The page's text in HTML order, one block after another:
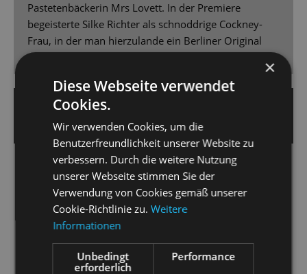
Pastetenbäckerin Mrs Lovett. In der Premiere
begeisterte Silke Richter als schnoddrige Cockney-
Frau, in der man hierzulande ein Berliner Original
sehen mag.
30.1.2023 | Volker Tzschucke
DIE DEUTSCHE BÜHNE
Mords-Vergnügen aus der Zeit gefallen
[…] Die 2013 fürs Revival auf eine 12-Musiker-
Besetzung zusammengestauchte Partitur wird […]
von Koen Shoots für ein 40-Mann-Orchester
sensibler Leitung von Peter Christian Feigel gibt
×
Diese Webseite verwendet
Cookies.
Wir verwenden Cookies, um die
Benutzerfreundlichkeit unserer Website zu
verbessern. Durch die weitere Nutzung
unserer Webseite stimmen Sie der
Verwendung von Cookies gemäß unserer
Cookie-Richtlinie zu.Weitere
Informationen
Unbedingt
erforderlich
Performance